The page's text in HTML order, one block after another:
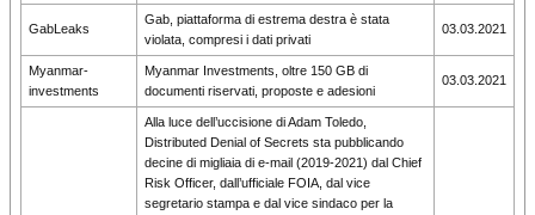
GabLeaks
Gab, piattaforma di estrema destra è stata
violata, compresi i dati privati
03.03.2021
Myanmar-
investments
Myanmar Investments, oltre 150 GB di
documenti riservati, proposte e adesioni
03.03.2021
Alla luce dell’uccisione di Adam Toledo,
Distributed Denial of Secrets sta pubblicando
decine di migliaia di e-mail (2019-2021) dal Chief
Risk Officer, dall’ufficiale FOIA, dal vice
segretario stampa e dal vice sindaco per la